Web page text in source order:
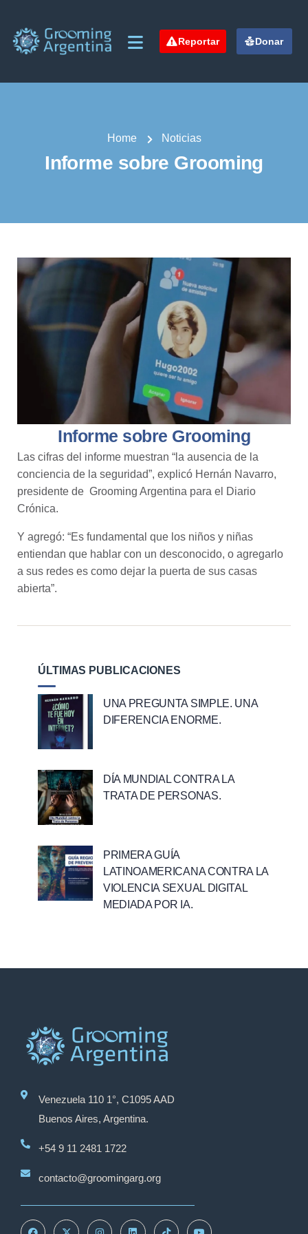
Reportar Donar
Home Noticias
Informe sobre Grooming
Informe sobre Grooming
Las cifras del informe muestran “la ausencia de la
conciencia de la seguridad”, explicó Hernán Navarro,
presidente de Grooming Argentina para el Diario
Crónica.
Y agregó: “Es fundamental que los niños y niñas
entiendan que hablar con un desconocido, o agregarlo
a sus redes es como dejar la puerta de sus casas
abierta”.
ÚLTIMAS PUBLICACIONES
UNA PREGUNTA SIMPLE. UNA
DIFERENCIA ENORME.
DÍA MUNDIAL CONTRA LA
TRATA DE PERSONAS.
PRIMERA GUÍA
LATINOAMERICANA CONTRA LA
VIOLENCIA SEXUAL DIGITAL
MEDIADA POR IA.
Venezuela 110 1°, C1095 AAD
Buenos Aires, Argentina.
+54 9 11 2481 1722
contacto@groomingarg.org